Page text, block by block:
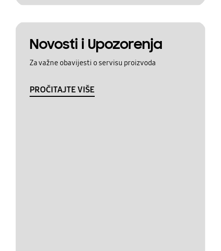
Novosti i Upozorenja
Za važne obavijesti o servisu proizvoda
PROČITAJTE VIŠE